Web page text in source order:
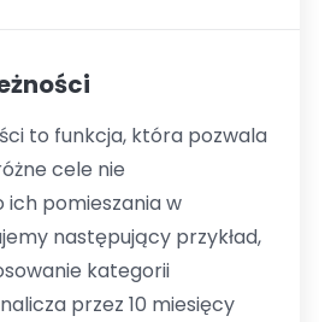
to funkcja, która pozwala
cele nie
pomieszania w
następujący przykład,
kategorii
przez 10 miesięcy